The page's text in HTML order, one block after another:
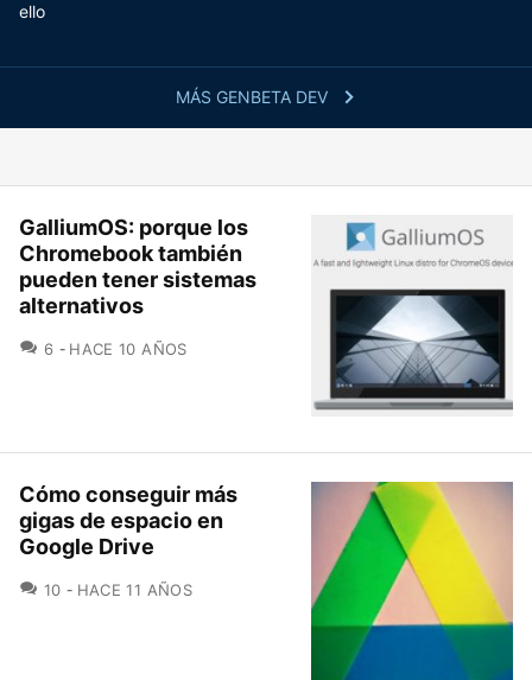
MÁS GENBETA DEV
ello
GalliumOS: porque los
Chromebook también
pueden tener sistemas
alternativos
6 COMENTARIOS
HACE 10 AÑOS
Cómo conseguir más
gigas de espacio en
Google Drive
10 COMENTARIOS
HACE 11 AÑOS